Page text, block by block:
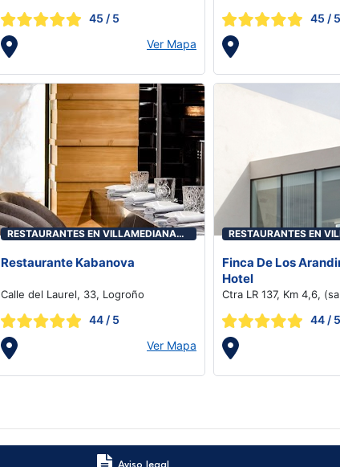
45 / 5
Ver Mapa
45 / 5
RESTAURANTES EN VILLAMEDIANA
Restaurante Kabanova
Calle del Laurel, 33, Logroño
44 / 5
Ver Mapa
RESTAURANTES EN
Finca De Los
Hotel
Ctra LR 137, Km 4,6,
44 / 5
Aviso legal